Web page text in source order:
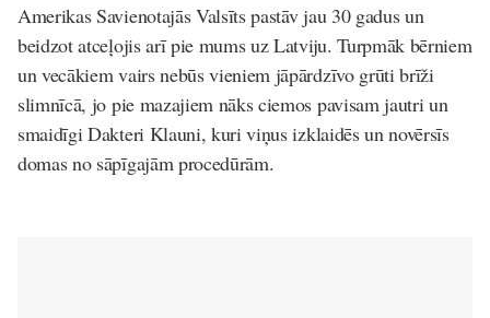
Amerikas Savienotajās Valsīts pastāv jau 30 gadus un
beidzot atceļojis arī pie mums uz Latviju. Turpmāk bērniem
un vecākiem vairs nebūs vieniem jāpārdzīvo grūti brīži
slimnīcā, jo pie mazajiem nāks ciemos pavisam jautri un
smaidīgi Dakteri Klauni, kuri viņus izklaidēs un novērsīs
domas no sāpīgajām procedūrām.